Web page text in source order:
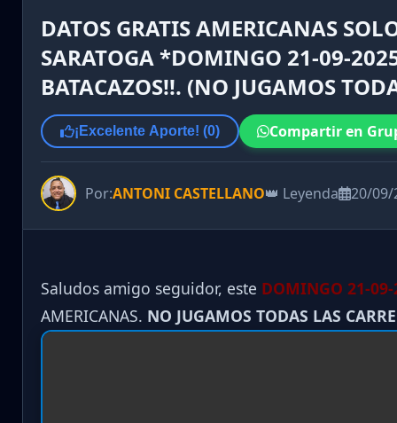
DATOS GRATIS AMERICANAS
SARATOGA *DOMINGO 21-09-
BATACAZOS!!. (NO JUGAMOS
¡Excelente Aporte! (0) Compartir en
Por:ANTONI CASTELLANO👑 Leyenda 20/09/
Saludos amigo seguidor, este DOMINGO 21-09-
AMERICANAS. NO JUGAMOS TODAS LAS